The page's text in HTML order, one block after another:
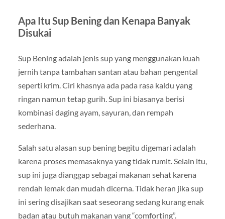
Apa Itu Sup Bening dan Kenapa Banyak
Disukai
Sup Beningadalah jenis sup yang menggunakan kuah
jernih tanpa tambahan santan atau bahan pengental
seperti krim. Ciri khasnya ada pada rasa kaldu yang
ringan namun tetap gurih. Sup ini biasanya berisi
kombinasi daging ayam, sayuran, dan rempah
sederhana.
Salah satu alasan sup bening begitu digemari adalah
karena proses memasaknya yang tidak rumit. Selain itu,
sup ini juga dianggap sebagai makanan sehat karena
rendah lemak dan mudah dicerna. Tidak heran jika sup
ini sering disajikan saat seseorang sedang kurang enak
badan atau butuh makanan yang “comforting”.